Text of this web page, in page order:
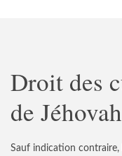
Droit des
de Jéhovah
Sauf indication